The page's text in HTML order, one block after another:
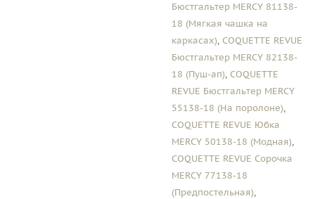
Бюстгальтер MERCY 81138-
18 (Мягкая чашка на
каркасах), COQUETTE REVUE
Бюстгальтер MERCY 82138-
18 (Пуш-ап), COQUETTE
REVUE Бюстгальтер MERCY
55138-18 (На поролоне),
COQUETTE REVUE Юбка
MERCY 50138-18 (Модная),
COQUETTE REVUE Сорочка
MERCY 77138-18
(Предпостельная),